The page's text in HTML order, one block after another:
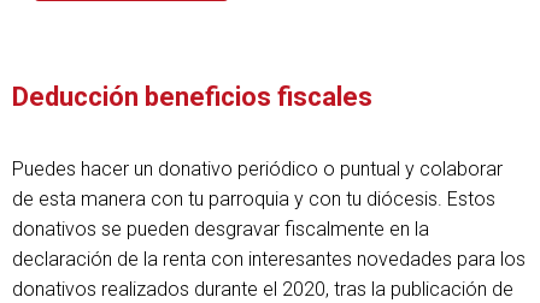
Deducción beneficios fiscales
Puedes hacer un donativo periódico o puntual y colaborar
de esta manera con tu parroquia y con tu diócesis. Estos
donativos se pueden desgravar fiscalmente en la
declaración de la renta con interesantes novedades para los
donativos realizados durante el 2020, tras la publicación de